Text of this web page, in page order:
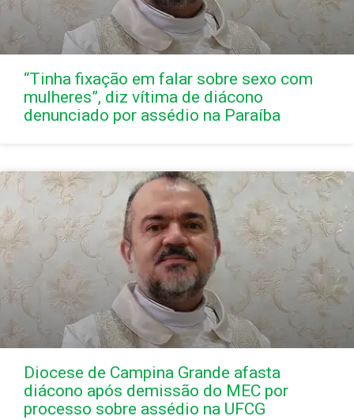
“Tinha fixação em falar sobre sexo com
mulheres”, diz vítima de diácono
denunciado por assédio na Paraíba
Diocese de Campina Grande afasta
diácono após demissão do MEC por
processo sobre assédio na UFCG